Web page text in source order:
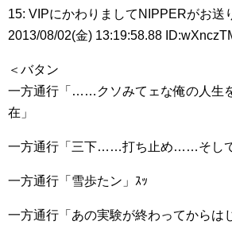
15: VIPにかわりましてNIPPERがお送
2013/08/02(金) 13:19:58.88
＜バタン
一方通行「……クソみてェな俺の人生
在」
一方通行「三下……打ち止め……そして
一方通行「雪歩たン」ｽｯ
一方通行「あの実験が終わってからは